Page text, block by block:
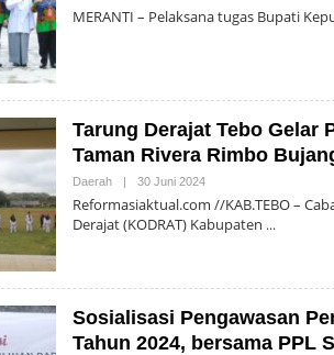
MERANTI – Pelaksana tugas Bupati
Tarung Derajat Tebo Gelar
Taman Rivera Rimbo
Daerah | 30 Juni 2024Oleh
Reformasiaktual.com //KAB.TEBO –
Derajat (KODRAT) Kabupaten
Sosialisasi Pengawasan
Tahun 2024, bersama PPL